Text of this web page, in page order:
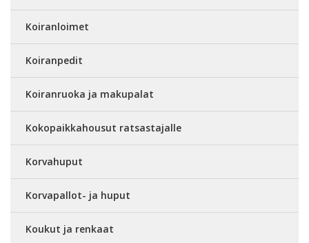
Koiranloimet
Koiranpedit
Koiranruoka ja makupalat
Kokopaikkahousut ratsastajalle
Korvahuput
Korvapallot- ja huput
Koukut ja renkaat